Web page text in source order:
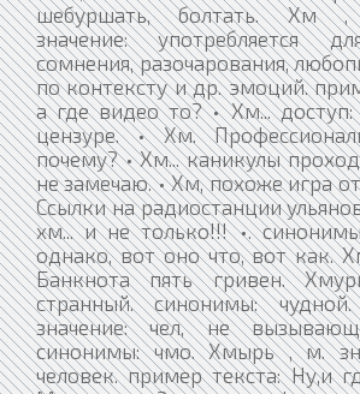
шебуршать, болтать. Хм ,
значение: употребляется
сомнения, разочарования,
по контексту и др. эмоций.
а где видео то? • Хм...
цензуре. • Хм.
почему? • Хм... каникулы
не замечаю. • Хм, похоже игра
Ссылки на радиостанции
хм... и не только!!! •.
однако, вот оно что, вот как.
Банкнота пять гривен.
странный. синонимы:
значение: чел, не
синонимы: чмо. Хмырь , м.
человек. пример текста: Ну,и